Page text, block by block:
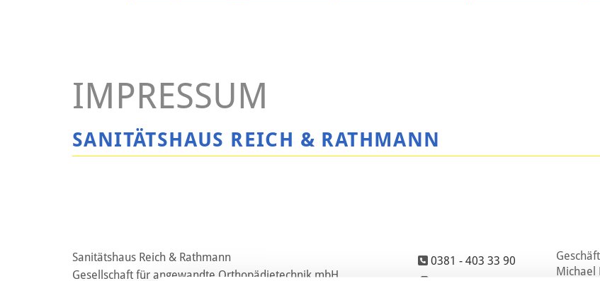
IMPRESSUM
SANITÄTSHAUS REICH & RATHMANN
Sa­ni­täts­haus Reich & Rath­mann
Ge­sell­schaft für an­ge­wand­te Or­tho­pä­die­t­ech­nik mbH
 0381 - 403 33 90
Michael